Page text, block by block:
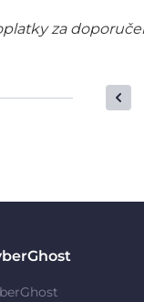
za